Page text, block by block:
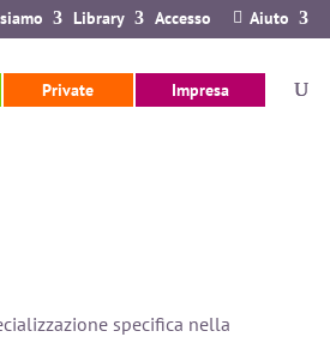
Library Accesso Aiuto
Private Impresa
specifica nella